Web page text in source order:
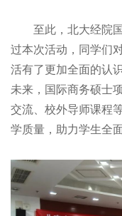
至此，北大经院国
过本次活动，同学们
活有了更加全面的认
未来，国际商务硕士
交流、校外导师课程
学质量，助力学生全